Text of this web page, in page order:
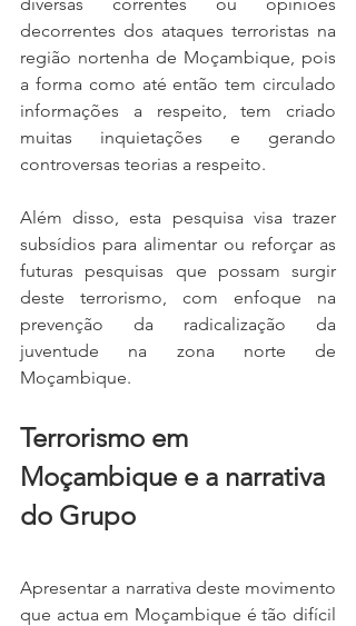
decorrentes dos ataques terroristas na
região nortenha de Moçambique, pois
a forma como até então tem circulado
informações a respeito, tem criado
muitas inquietações e gerando
controversas teorias a respeito.
Além disso, esta pesquisa visa trazer
subsídios para alimentar ou reforçar as
futuras pesquisas que possam surgir
deste terrorismo, com enfoque na
prevenção da radicalização da
juventude na zona norte de
Moçambique.
Terrorismo em
Moçambique e a narrativa
do Grupo
Apresentar a narrativa deste movimento
que actua em Moçambique é tão difícil